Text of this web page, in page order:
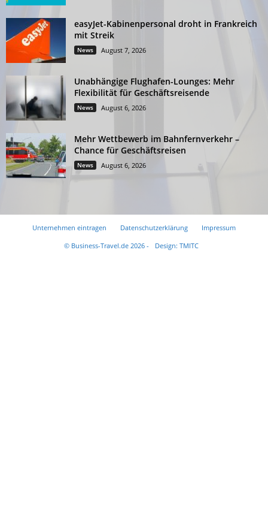
easyJet-Kabinenpersonal droht in Frankreich
mit Streik
News August 7, 2026
Unabhängige Flughafen-Lounges: Mehr
Flexibilität für Geschäftsreisende
News August 6, 2026
Mehr Wettbewerb im Bahnfernverkehr –
Chance für Geschäftsreisen
News August 6, 2026
Unternehmen eintragen Datenschutzerklärung
Impressum
© Business-Travel.de 2026 -
Design: TMITC